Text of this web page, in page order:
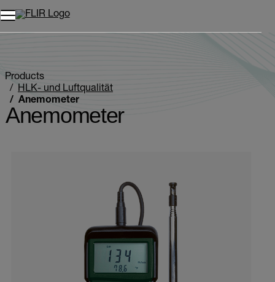
Unread messages
Entfernen
Elemente
Element
In den Warenkorb
Im Warenkorb
Products
HLK- und Luftqualität
Anemometer
Anemometer